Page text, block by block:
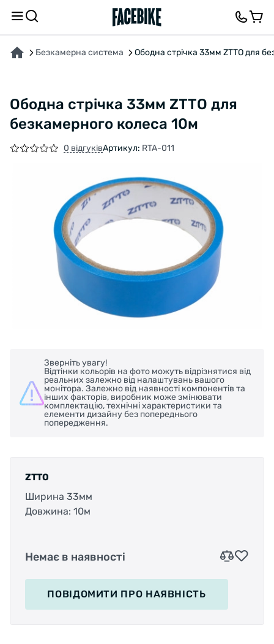
Безкамерна система Ободна стрічка 33мм ZTTO для
Ободна стрічка 33мм ZTTO для
безкамерного колеса 10м
0 відгуківАртикул: RTA-011
Зверніть увагу!
Відтінки кольорів на фото можуть відрізнятися від
реальних залежно від налаштувань вашого
монітора. Залежно від наявності компонентів та
інших факторів, виробник може змінювати
комплектацію, технічні характеристики та
елементи дизайну без попереднього
попередження.
ZTTO
Ширина 33мм
Довжина: 10м
Немає в наявності
ПОВІДОМИТИ ПРО НАЯВНІСТЬ
ПРО ТОВАР ХАРАКТЕРИСТИКИВІДГУКИ ТА ЗАПИТАННЯ